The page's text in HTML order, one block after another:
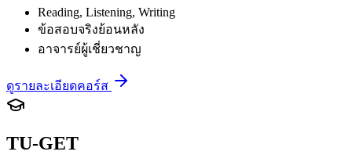
Reading, Listening, Writing
ข้อสอบจริงย้อนหลัง
อาจารย์ผู้เชี่ยวชาญ
ดูรายละเอียดคอร์ส
TU-GET